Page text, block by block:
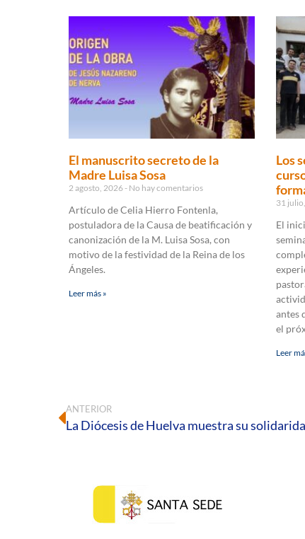
El manuscrito secreto de la
Madre Luisa Sosa
2 agosto, 2026 No hay comentarios
Artículo de Celia Hierro Fontenla,
postuladora de la Causa de beatificación y
canonización de la M. Luisa Sosa, con
motivo de la festividad de la Reina de los
Ángeles.
Leer más »
Los
31
El
antes
el
Leer
ANTERIOR